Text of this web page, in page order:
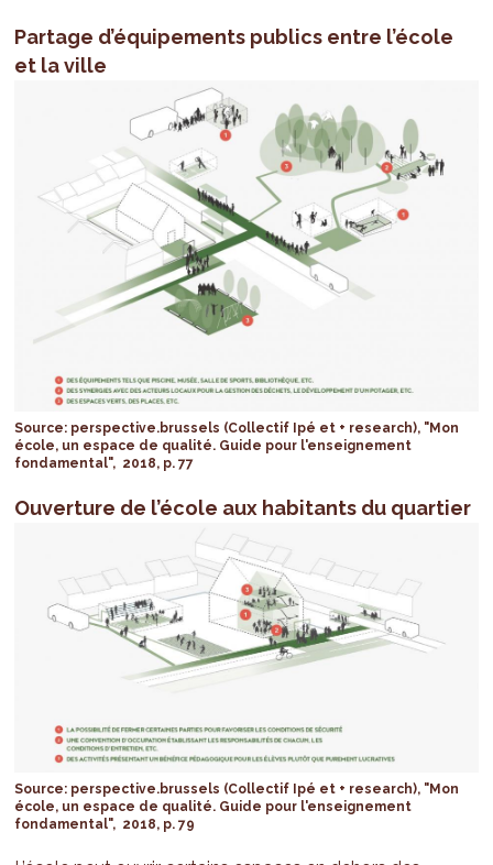
Partage d’équipements publics entre l’école
et la ville
Source: perspective.brussels (Collectif Ipé et + research), "Mon
école, un espace de qualité. Guide pour l'enseignement
fondamental", 2018, p. 77
Ouverture de l’école aux habitants du quartier
Source: perspective.brussels (Collectif Ipé et + research), "Mon
école, un espace de qualité. Guide pour l'enseignement
fondamental", 2018, p. 79